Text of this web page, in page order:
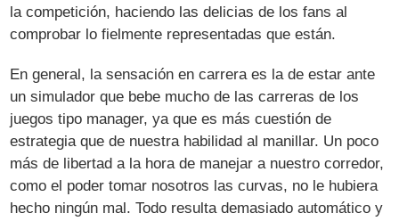
la competición, haciendo las delicias de los fans al
comprobar lo fielmente representadas que están.
En general, la sensación en carrera es la de estar ante
un simulador que bebe mucho de las carreras de los
juegos tipo manager, ya que es más cuestión de
estrategia que de nuestra habilidad al manillar. Un poco
más de libertad a la hora de manejar a nuestro corredor,
como el poder tomar nosotros las curvas, no le hubiera
hecho ningún mal. Todo resulta demasiado automático y